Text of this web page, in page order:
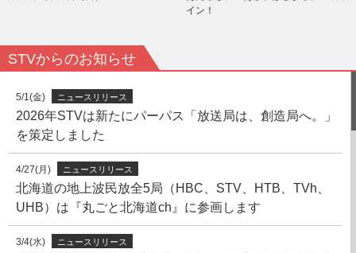
イン！
STVからのお知らせ
5/1(金) ニュースリリース
2026年STVは新たにパーパス「放送局は、創造局へ。」
を策定しました
4/27(月) ニュースリリース
北海道の地上波民放全5局（HBC、STV、HTB、TVh、
UHB）は『丸ごと北海道ch』に参画します
3/4(水) ニュースリリース